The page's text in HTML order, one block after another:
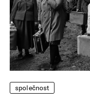
společnost